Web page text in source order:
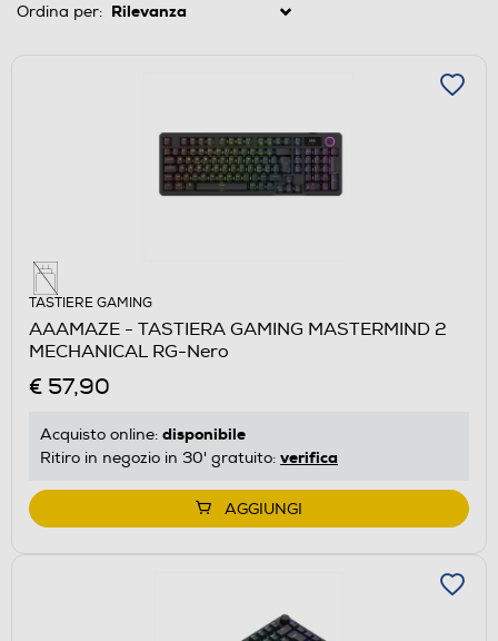
Ordina per:
TASTIERE GAMING
AAAMAZE - TASTIERA GAMING MASTERMIND 2
MECHANICAL RG-Nero
€ 57,90
Acquisto online: disponibile
Ritiro in negozio in 30' gratuito: verifica
AGGIUNGI